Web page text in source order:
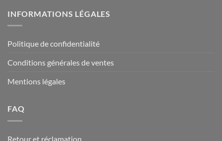
INFORMATIONS LÉGALES
Politique de confidentialité
Conditions générales de ventes
Mentions légales
FAQ
Retour et réclamation